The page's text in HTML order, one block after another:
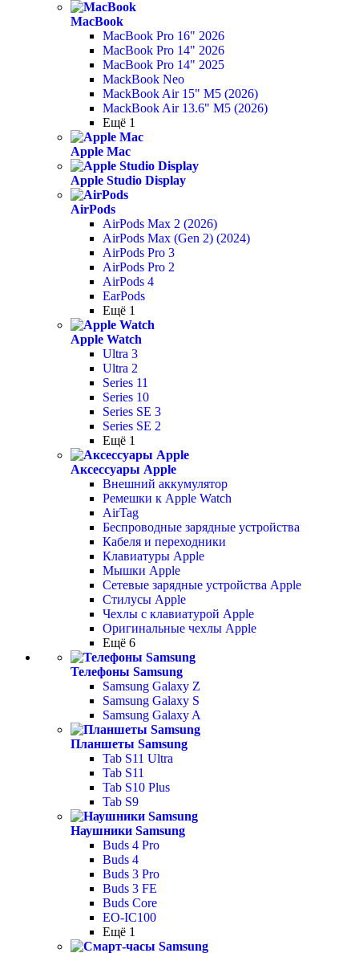
MacBook
MacBook Pro 16" 2026
MacBook Pro 14" 2026
MacBook Pro 14" 2025
MackBook Neo
MackBook Air 15" M5 (2026)
MackBook Air 13.6" M5 (2026)
Ещё 1
Apple Mac
Apple Studio Display
AirPods
AirPods Max 2 (2026)
AirPods Max (Gen 2) (2024)
AirPods Pro 3
AirPods Pro 2
AirPods 4
EarPods
Ещё 1
Apple Watch
Ultra 3
Ultra 2
Series 11
Series 10
Series SE 3
Series SE 2
Ещё 1
Аксессуары Apple
Внешний аккумулятор
Ремешки к Apple Watch
AirTag
Беспроводные зарядные устройства
Кабеля и переходники
Клавиатуры Apple
Мышки Apple
Сетевые зарядные устройства Apple
Стилусы Apple
Чехлы с клавиатурой Apple
Оригинальные чехлы Apple
Ещё 6
Телефоны Samsung
Samsung Galaxy Z
Samsung Galaxy S
Samsung Galaxy A
Планшеты Samsung
Tab S11 Ultra
Tab S11
Tab S10 Plus
Tab S9
Наушники Samsung
Buds 4 Pro
Buds 4
Buds 3 Pro
Buds 3 FE
Buds Core
EO-IC100
Ещё 1